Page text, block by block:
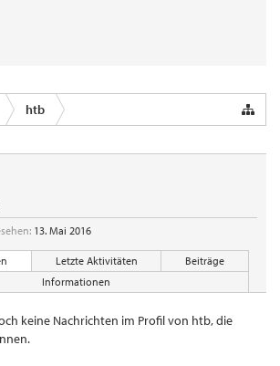
htb
13. Mai 2016
Letzte Aktivitäten
Beiträge
Informationen
keine Nachrichten im Profil von htb, die